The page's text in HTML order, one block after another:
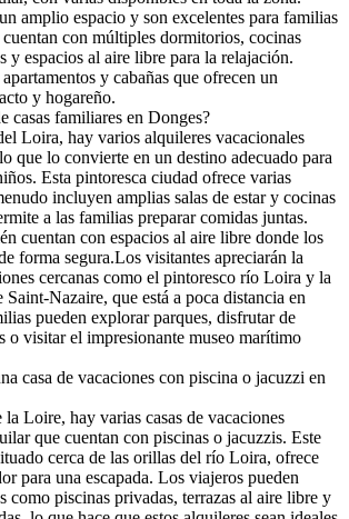
amplio espacio y son excelentes para familias
con múltiples dormitorios, cocinas
y espacios al aire libre para la relajación.
y cabañas que ofrecen un
y hogareño.
casas familiares en Donges?
Loira, hay varios alquileres vacacionales
que lo convierte en un destino adecuado para
Esta pintoresca ciudad ofrece varias
incluyen amplias salas de estar y cocinas
a las familias preparar comidas juntas.
cuentan con espacios al aire libre donde los
forma segura.Los visitantes apreciarán la
cercanas como el pintoresco río Loira y la
Saint-Nazaire, que está a poca distancia en
pueden explorar parques, disfrutar de
o visitar el impresionante museo marítimo
casa de vacaciones con piscina o jacuzzi en
Loire, hay varias casas de vacaciones
que cuentan con piscinas o jacuzzis. Este
cerca de las orillas del río Loira, ofrece
para una escapada. Los viajeros pueden
como piscinas privadas, terrazas al aire libre y